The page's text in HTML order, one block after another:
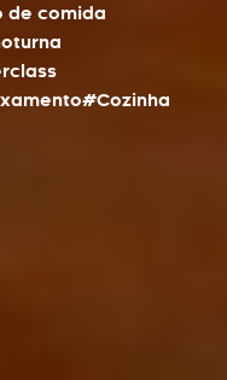
de comida
#Cozinha